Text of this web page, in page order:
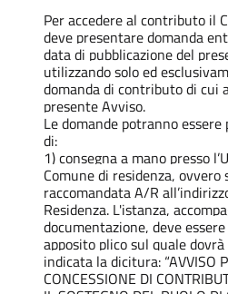
Per accedere al contributo il
deve presentare domanda
data di pubblicazione del
utilizzando solo ed
domanda di contributo di cui
presente Avviso.
Le domande potranno
di:
1) consegna a mano presso
Comune di residenza, ovvero
raccomandata A/R
Residenza. L'istanza,
documentazione, deve
apposito plico sul quale
indicata la dicitura: “AVVISO
CONCESSIONE DI